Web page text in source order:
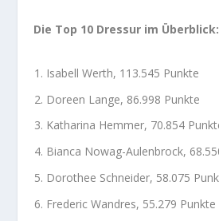
Die Top 10 Dressur im Überblick:
Isabell Werth, 113.545 Punkte
Doreen Lange, 86.998 Punkte
Katharina Hemmer, 70.854
Bianca Nowag-Aulenbrock,
Dorothee Schneider, 58.075
Frederic Wandres, 55.279 Punkte